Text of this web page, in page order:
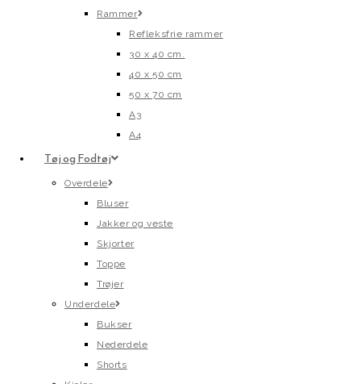
Rammer
Refleksfrie rammer
30 x 40 cm.
40 x 50 cm
50 x 70 cm
A3
A4
Tøj og Fodtøj
Overdele
Bluser
Jakker og veste
Skjorter
Toppe
Trøjer
Underdele
Bukser
Nederdele
Shorts